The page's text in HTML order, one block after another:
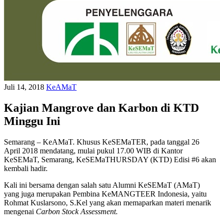
Juli 14, 2018 KeAMaT
Kajian Mangrove dan Karbon di KTD
Minggu Ini
Semarang – KeAMaT. Khusus KeSEMaTER, pada tanggal 26
April 2018 mendatang, mulai pukul 17.00 WIB di Kantor
KeSEMaT, Semarang, KeSEMaTHURSDAY (KTD) Edisi #6 akan
kembali hadir.
Kali ini bersama dengan salah satu Alumni KeSEMaT (AMaT)
yang juga merupakan Pembina KeMANGTEER Indonesia, yaitu
Rohmat Kuslarsono, S.Kel yang akan memaparkan materi menarik
mengenai Carbon Stock Assessment.